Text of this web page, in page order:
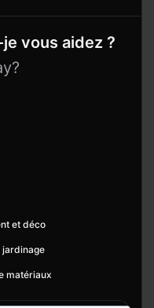
vous aidez ?
et déco
jardinage
matériaux